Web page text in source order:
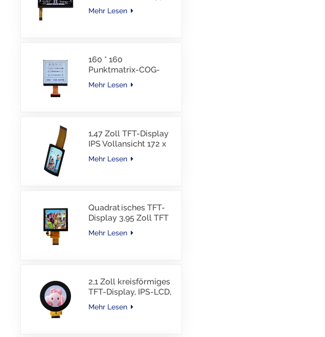
LCD mit IIC-
Schnittstelle für E-
Mehr Lesen
160 * 160
Punktmatrix-COG-
LCD-Modul FSTN LCD
China Lieferant
Mehr Lesen
1,47 Zoll TFT-Display
IPS Vollansicht 172 x
320 Auflösung
Bildschirm
Mehr Lesen
Quadratisches TFT-
Display 3,95 Zoll TFT
LCD 480*480 40PINS
RGB-Schnittstelle
Mehr Lesen
2,1 Zoll kreisförmiges
TFT-Display, IPS-LCD,
RGB-Schnittstelle
Mehr Lesen